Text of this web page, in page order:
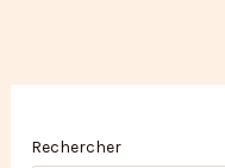
Rechercher